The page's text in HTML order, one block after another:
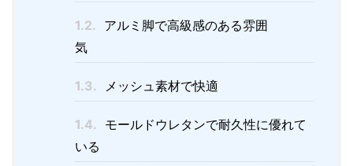
1.2. アルミ脚で高級感のある雰囲
気
1.3. メッシュ素材で快適
1.4. モールドウレタンで耐久性に優れて
いる